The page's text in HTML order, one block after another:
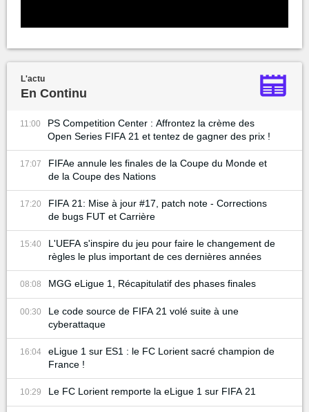
L'actu
En Continu
11:00
PS Competition Center : Affrontez la crème des
Open Series FIFA 21 et tentez de gagner des prix !
17:07
FIFAe annule les finales de la Coupe du Monde et
de la Coupe des Nations
17:20
FIFA 21: Mise à jour #17, patch note - Corrections
de bugs FUT et Carrière
15:40
L'UEFA s'inspire du jeu pour faire le changement de
règles le plus important de ces dernières années
08:08 MGG eLigue 1, Récapitulatif des phases finales
00:30
Le code source de FIFA 21 volé suite à une
cyberattaque
16:04
eLigue 1 sur ES1 : le FC Lorient sacré champion de
France !
10:29 Le FC Lorient remporte la eLigue 1 sur FIFA 21